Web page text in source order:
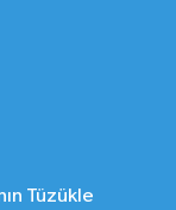
Tüzükle